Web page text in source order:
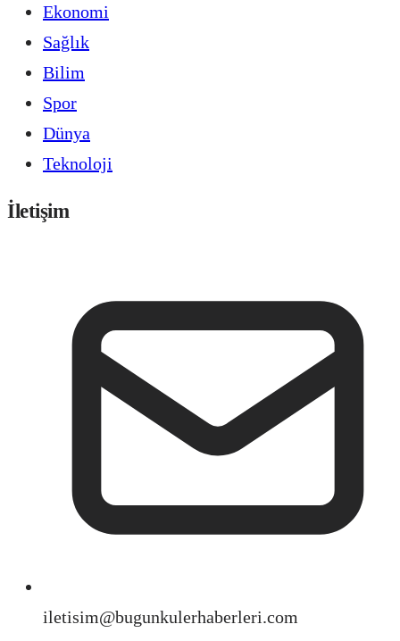
Ekonomi
Sağlık
Bilim
Spor
Dünya
Teknoloji
İletişim
iletisim@bugunkulerhaberleri.com